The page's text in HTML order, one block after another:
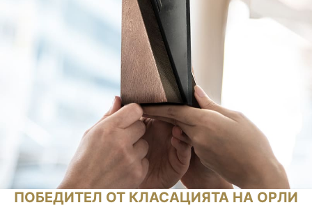
ПОБЕДИТЕЛ ОТ КЛАСАЦИЯТА НА ОРЛИ